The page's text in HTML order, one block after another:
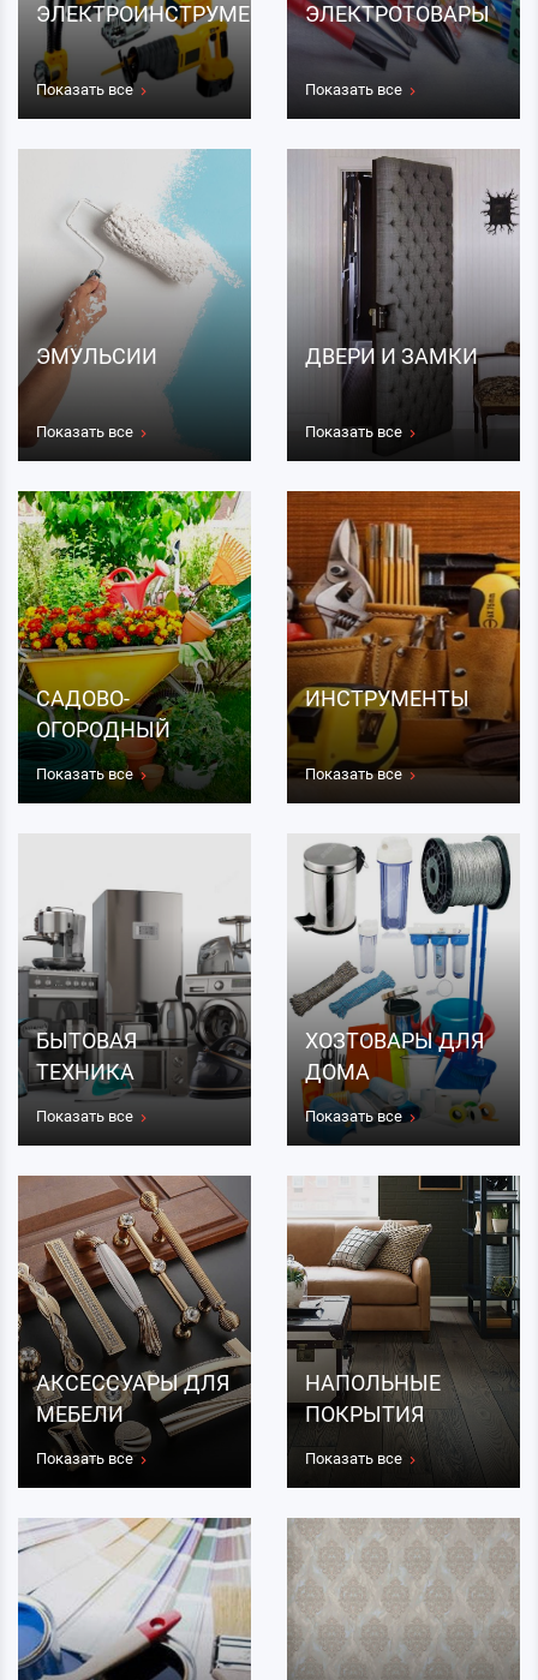
ЭЛЕКТРОИНСТРУМЕНТЫ
Показать все
ЭЛЕКТРОТОВАРЫ
Показать все
ЭМУЛЬСИИ
Показать все
ДВЕРИ И ЗАМКИ
Показать все
САДОВО-
ОГОРОДНЫЙ
ИНВЕНТАРЬ
Показать все
ИНСТРУМЕНТЫ
Показать все
БЫТОВАЯ
ТЕХНИКА
Показать все
ХОЗТОВАРЫ ДЛЯ
ДОМА
Показать все
АКСЕССУАРЫ ДЛЯ
МЕБЕЛИ
Показать все
НАПОЛЬНЫЕ
ПОКРЫТИЯ
Показать все